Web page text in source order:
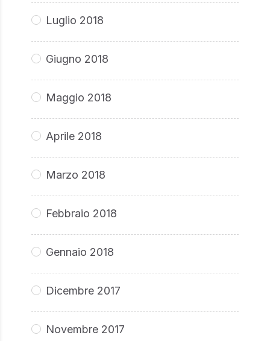
Luglio 2018
Giugno 2018
Maggio 2018
Aprile 2018
Marzo 2018
Febbraio 2018
Gennaio 2018
Dicembre 2017
Novembre 2017